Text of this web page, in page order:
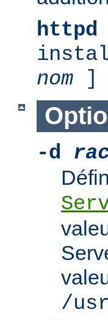
httpd
nom ]
-d
/